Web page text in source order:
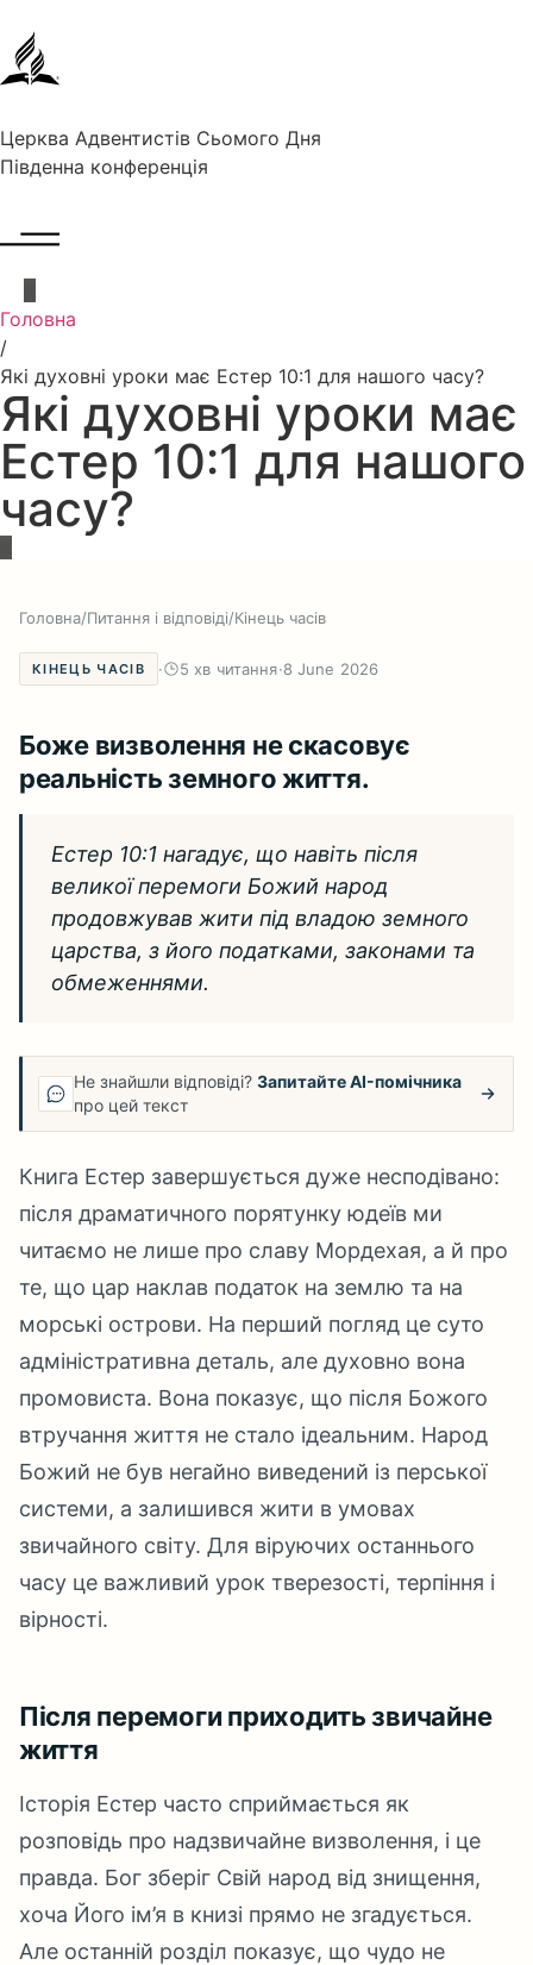
Церква Адвентистів Сьомого Дня
Південна конференція
Головна
/
Які духовні уроки має Естер 10:1 для нашого часу?
Які духовні уроки має
Естер 10:1 для нашого
часу?
Головна/Питання і відповіді/Кінець часів
КІНЕЦЬ ЧАСІВ · 5 хв читання·8 June 2026
Боже визволення не скасовує
реальність земного життя.
Естер 10:1 нагадує, що навіть після
великої перемоги Божий народ
продовжував жити під владою земного
царства, з його податками, законами та
обмеженнями.
Не знайшли відповіді? Запитайте AI-помічника
про цей текст
Книга Естер завершується дуже несподівано:
після драматичного порятунку юдеїв ми
читаємо не лише про славу Мордехая, а й про
те, що цар наклав податок на землю та на
морські острови. На перший погляд це суто
адміністративна деталь, але духовно вона
промовиста. Вона показує, що після Божого
втручання життя не стало ідеальним. Народ
Божий не був негайно виведений із перської
системи, а залишився жити в умовах
звичайного світу. Для віруючих останнього
часу це важливий урок тверезості, терпіння і
вірності.
Після перемоги приходить звичайне
життя
Історія Естер часто сприймається як
розповідь про надзвичайне визволення, і це
правда. Бог зберіг Свій народ від знищення,
хоча Його ім’я в книзі прямо не згадується.
Але останній розділ показує, що чудо не